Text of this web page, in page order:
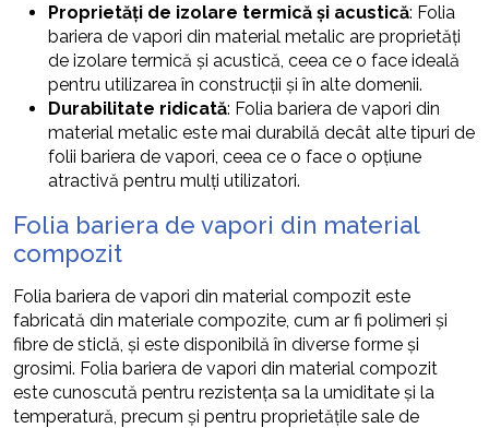
Proprietăți de izolare termică și acustică: Folia
bariera de vapori din material metalic are proprietăți
de izolare termică și acustică, ceea ce o face ideală
pentru utilizarea în construcții și în alte domenii.
Durabilitate ridicată: Folia bariera de vapori din
material metalic este mai durabilă decât alte tipuri de
folii bariera de vapori, ceea ce o face o opțiune
atractivă pentru mulți utilizatori.
Folia bariera de vapori din material
compozit
Folia bariera de vapori din material compozit este
fabricată din materiale compozite, cum ar fi polimeri și
fibre de sticlă, și este disponibilă în diverse forme și
grosimi. Folia bariera de vapori din material compozit
este cunoscută pentru rezistența sa la umiditate și la
temperatură, precum și pentru proprietățile sale de